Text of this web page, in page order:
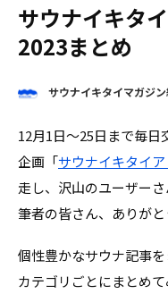
サウナイキタ
2023まとめ
サウナイキタイマガジ
12月1日〜25日まで毎
企画「サウナイキタイ
走し、沢山のユーザー
筆者の皆さん、ありがと
個性豊かなサウナ記事を
カテゴリごとにまとめ